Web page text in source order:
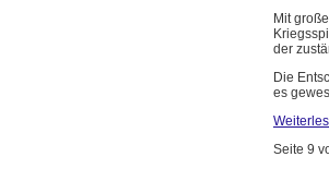
Mit
der
Die
es
Seite 9